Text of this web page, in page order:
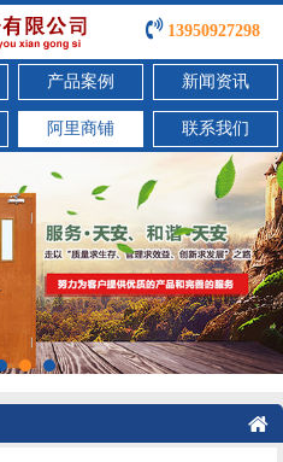
13950927298
产品案例 新闻资讯
阿里商铺 联系我们